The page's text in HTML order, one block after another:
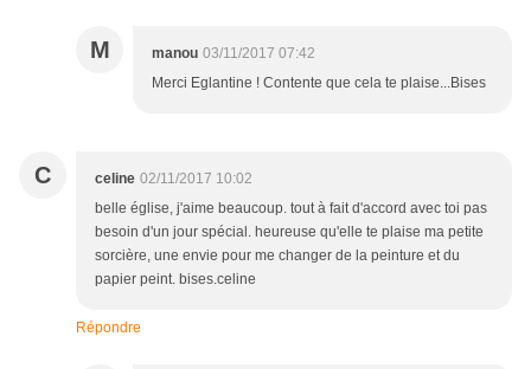
M manou 03/11/2017 07:42
Merci Eglantine ! Contente que cela te plaise...Bises
C celine 02/11/2017 10:02
belle église, j'aime beaucoup. tout à fait d'accord avec toi pas
besoin d'un jour spécial. heureuse qu'elle te plaise ma petite
sorcière, une envie pour me changer de la peinture et du
papier peint. bises.celine
Répondre